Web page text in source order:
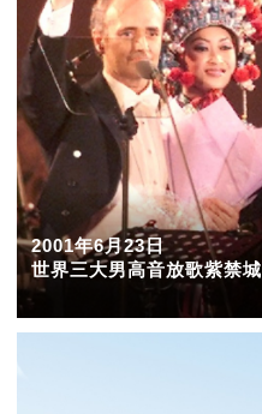
2001年6月23日
世界三大男高音放歌紫禁城